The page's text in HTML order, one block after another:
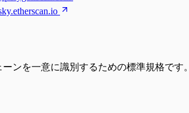
ーンを一意に識別するための標準規格です。